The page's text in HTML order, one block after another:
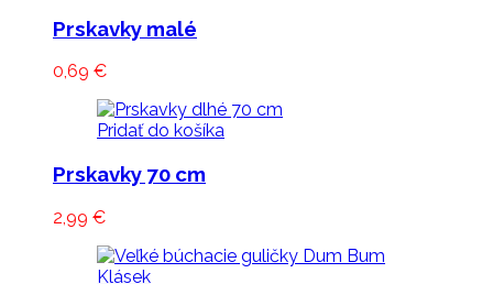
Prskavky malé
0,69 €
Pridať do košíka
Prskavky 70 cm
2,99 €